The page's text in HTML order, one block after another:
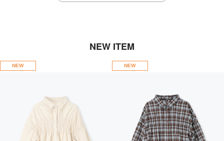
NEW ITEM
NEW NEW